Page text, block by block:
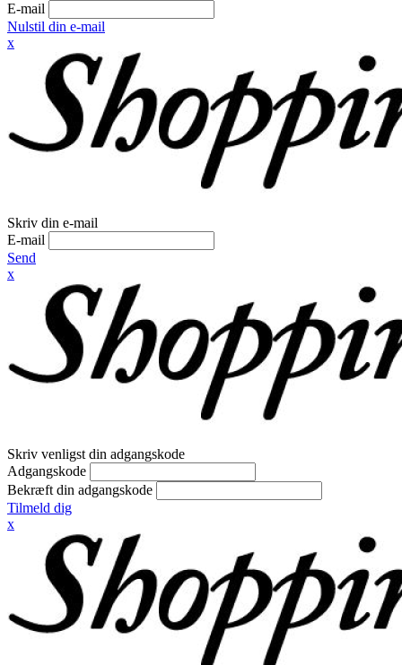
E-mail
Nulstil din e-mail
x
Skriv din e-mail
E-mail
Send
x
Skriv venligst din adgangskode
Adgangskode
Bekræft din adgangskode
Tilmeld dig
x